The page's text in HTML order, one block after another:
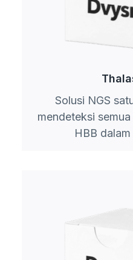
Solusi NGS
mendeteksi
HBB